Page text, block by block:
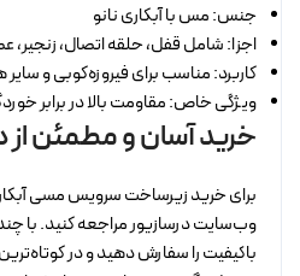
جنس: مس با آبکاری نانو
اجزا: شامل قفل، حلقه اتصال، زنجیر،
کاربرد: مناسب برای فیروزه‌کوبی و سایر
ویژگی خاص: مقاومت بالا در برابر
خرید آسان و مطمئن از
وب‌سایت درسازیور مراجعه کنید. با
باکیفیت را سفارش دهید و در